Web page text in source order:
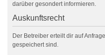
darüber gesondert informieren.
Auskunftsrecht
Der Betreiber erteilt dir auf
gespeichert sind.